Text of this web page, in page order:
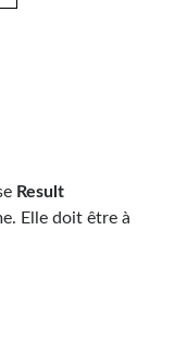
Result
Elle doit être à